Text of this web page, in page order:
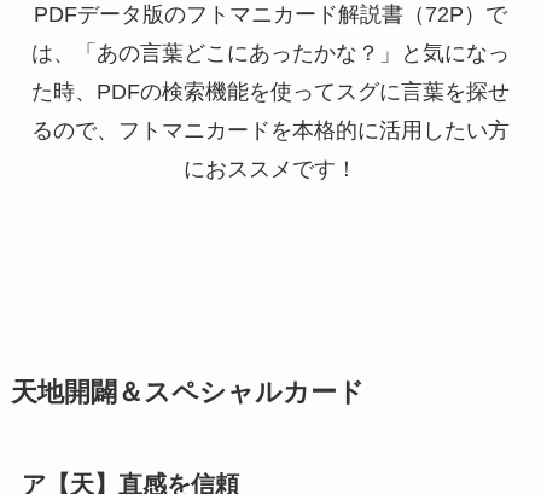
PDFデータ版のフトマニカード解説書（72P）で
は、「あの言葉どこにあったかな？」と気になっ
た時、PDFの検索機能を使ってスグに言葉を探せ
るので、フトマニカードを本格的に活用したい方
におススメです！
天地開闢＆スペシャルカード
ア【天】直感を信頼